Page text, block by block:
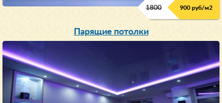
1800 900 руб/м2
Парящие потолки